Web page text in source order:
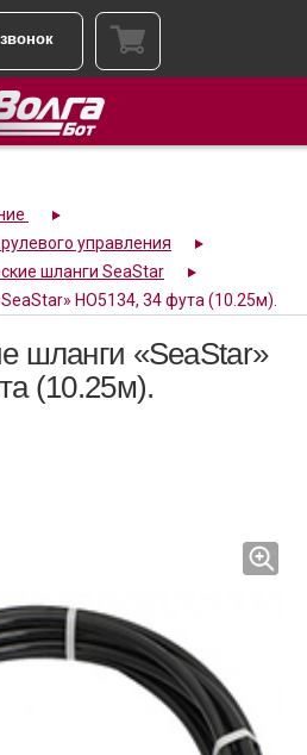
управления
шланги SeaStar
HO5134, 34 фута (10.25м).
шланги «SeaStar»
(10.25м).